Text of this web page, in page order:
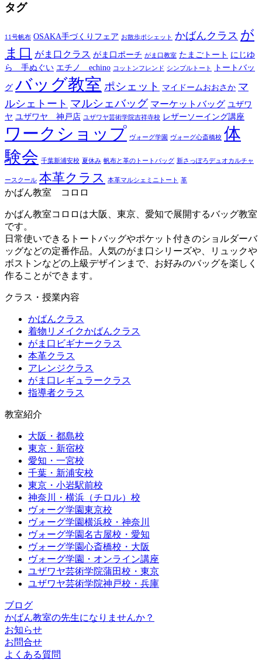
タグ
11号帆布 OSAKA手づくりフェア お散歩ポシェット かばんクラス が
ま口 がま口クラス がま口ポーチ がま口教室 たまごトート にじゆ
ら 手ぬぐい エチノ echino コットンフレンド シンプルトート トートバッ
グ バッグ教室 ポシェット マイドームおおさか マ
ルシェトート マルシェバッグ マーケットバッグ ユザワ
ヤ ユザワヤ 神戸店 ユザワヤ芸術学院吉祥寺校 レザーソーイング講座
ワークショップ ヴォーグ学園 ヴォーグ心斎橋校 体
験会 千葉新浦安校 夏休み 帆布と革のトートバッグ 新さっぽろデュオカルチャ
ースクール 本革クラス 本革マルシェミニトート 革
かばん教室 コロロ
かばん教室コロロは大阪、東京、愛知で展開するバッグ教室
です。
日常使いできるトートバッグやポケット付きのショルダーバ
ッグなどの定番作品。人気のがま口シリーズや、リュックや
ボストンなどの上級デザインまで、お好みのバッグを楽しく
作ることができます。
クラス・授業内容
かばんクラス
着物リメイクかばんクラス
がま口ビギナークラス
本革クラス
アレンジクラス
がま口レギュラークラス
指導者クラス
教室紹介
大阪・都島校
東京・新宿校
愛知・一宮校
千葉・新浦安校
東京・小岩駅前校
神奈川・横浜（チロル）校
ヴォーグ学園東京校
ヴォーグ学園横浜校・神奈川
ヴォーグ学園名古屋校・愛知
ヴォーグ学園心斎橋校・大阪
ヴォーグ学園・オンライン講座
ユザワヤ芸術学院蒲田校・東京
ユザワヤ芸術学院神戸校・兵庫
ブログ
かばん教室の先生になりませんか？
お知らせ
お問合せ
よくある質問